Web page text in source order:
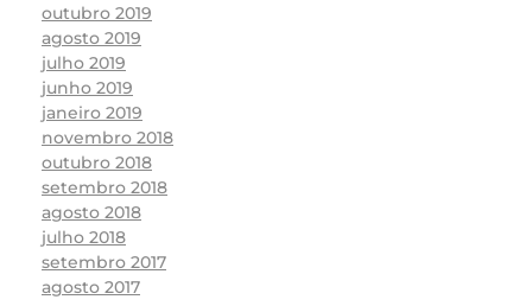
outubro 2019
agosto 2019
julho 2019
junho 2019
janeiro 2019
novembro 2018
outubro 2018
setembro 2018
agosto 2018
julho 2018
setembro 2017
agosto 2017